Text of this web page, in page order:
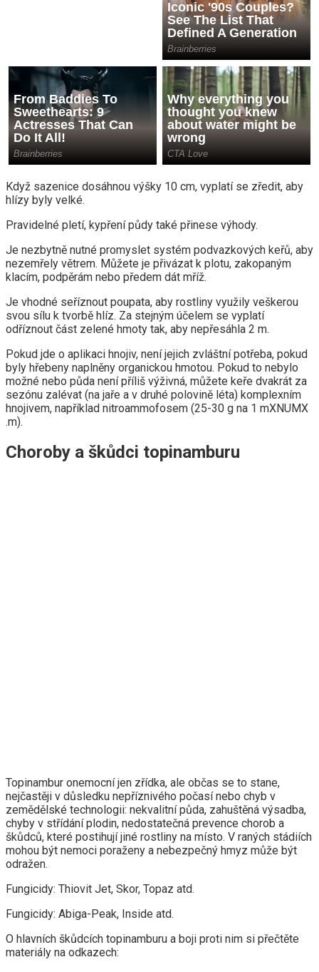
Když sazenice dosáhnou výšky 10 cm, vyplatí se zředit, aby
hlízy byly velké.
Pravidelné pletí, kypření půdy také přinese výhody.
Je nezbytně nutné promyslet systém podvazkových keřů, aby
nezemřely větrem. Můžete je přivázat k plotu, zakopaným
klacím, podpěrám nebo předem dát mříž.
Je vhodné seříznout poupata, aby rostliny využily veškerou
svou sílu k tvorbě hlíz. Za stejným účelem se vyplatí
odříznout část zelené hmoty tak, aby nepřesáhla 2 m.
Pokud jde o aplikaci hnojiv, není jejich zvláštní potřeba, pokud
byly hřebeny naplněny organickou hmotou. Pokud to nebylo
možné nebo půda není příliš výživná, můžete keře dvakrát za
sezónu zalévat (na jaře a v druhé polovině léta) komplexním
hnojivem, například nitroammofosem (25-30 g na 1 mXNUMX
.m).
Choroby a škůdci topinamburu
Topinambur onemocní jen zřídka, ale občas se to stane,
nejčastěji v důsledku nepříznivého počasí nebo chyb v
zemědělské technologii: nekvalitní půda, zahuštěná výsadba,
chyby v střídání plodin, nedostatečná prevence chorob a
škůdců, které postihují jiné rostliny na místo. V raných stádiích
mohou být nemoci poraženy a nebezpečný hmyz může být
odražen.
Fungicidy: Thiovit Jet, Skor, Topaz atd.
Fungicidy: Abiga-Peak, Inside atd.
O hlavních škůdcích topinamburu a boji proti nim si přečtěte
materiály na odkazech: